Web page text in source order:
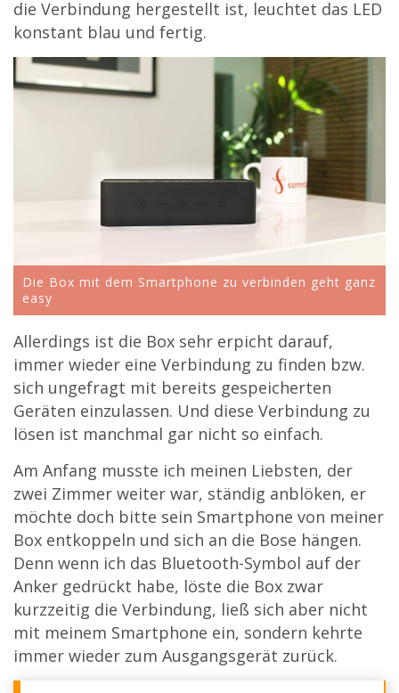
die Verbindung hergestellt ist, leuchtet das LED
konstant blau und fertig.
Die Box mit dem Smartphone zu verbinden geht ganz
easy
Allerdings ist die Box sehr erpicht darauf,
immer wieder eine Verbindung zu finden bzw.
sich ungefragt mit bereits gespeicherten
Geräten einzulassen. Und diese Verbindung zu
lösen ist manchmal gar nicht so einfach.
Am Anfang musste ich meinen Liebsten, der
zwei Zimmer weiter war, ständig anblöken, er
möchte doch bitte sein Smartphone von meiner
Box entkoppeln und sich an die Bose hängen.
Denn wenn ich das Bluetooth-Symbol auf der
Anker gedrückt habe, löste die Box zwar
kurzzeitig die Verbindung, ließ sich aber nicht
mit meinem Smartphone ein, sondern kehrte
immer wieder zum Ausgangsgerät zurück.